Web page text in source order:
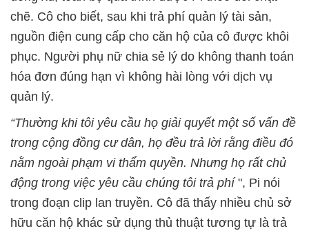
chẽ. Cô cho biết, sau khi trả phí quản lý tài sản,
nguồn điện cung cấp cho căn hộ của cô được khôi
phục. Người phụ nữ chia sẻ lý do không thanh toán
hóa đơn đúng hạn vì không hài lòng với dịch vụ
quản lý.
“Thường khi tôi yêu cầu họ giải quyết một số vấn đề
trong cộng đồng cư dân, họ đều trả lời rằng điều đó
nằm ngoài phạm vi thẩm quyền. Nhưng họ rất chủ
động trong việc yêu cầu chúng tôi trả phí ", Pi nói
trong đoạn clip lan truyền. Cô đã thấy nhiều chủ sở
hữu căn hộ khác sử dụng thủ thuật tương tự là trả